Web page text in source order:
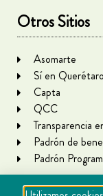
Otros Sitios
Asomarte
Sí en Querétaro
Capta
QCC
Transparencia
Padrón de
Padrón